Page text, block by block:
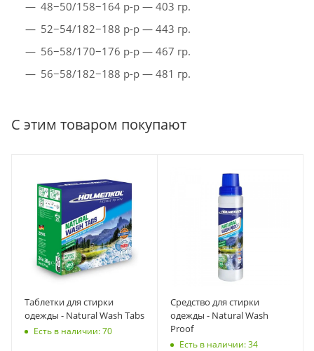
48−50/158−164 р-р — 403 гр.
52−54/182−188 р-р — 443 гр.
56−58/170−176 р-р — 467 гр.
56−58/182−188 р-р — 481 гр.
С этим товаром покупают
Таблетки для стирки
одежды - Natural Wash Tabs
Есть в наличии: 70
Средство для стирки
одежды - Natural Wash
Proof
Есть в наличии: 34